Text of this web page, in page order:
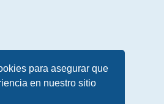
para asegurar que
en nuestro sitio